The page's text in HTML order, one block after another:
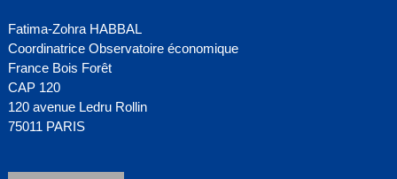
Fatima-Zohra HABBAL
Coordinatrice Observatoire économique
France Bois Forêt
CAP 120
120 avenue Ledru Rollin
75011 PARIS